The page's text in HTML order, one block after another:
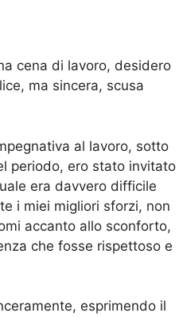
cena di lavoro, desidero
ma sincera, scusa
al lavoro, sotto
periodo, ero stato invitato
era davvero difficile
i miei migliori sforzi, non
accanto allo sconforto,
che fosse rispettoso e
esprimendo il